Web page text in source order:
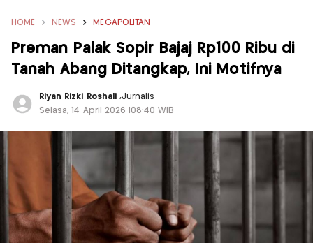
HOME NEWS MEGAPOLITAN
Preman Palak Sopir Bajaj Rp100 Ribu di
Tanah Abang Ditangkap, Ini Motifnya
Riyan Rizki Roshali ,Jurnalis
Selasa, 14 April 2026 |08:40 WIB